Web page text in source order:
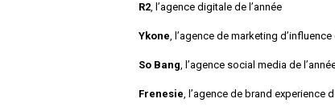
R2, l’agence digitale de l’année
Ykone, l’agence de marketing d’influence
So Bang, l’agence social media de
Frenesie, l’agence de brand experience